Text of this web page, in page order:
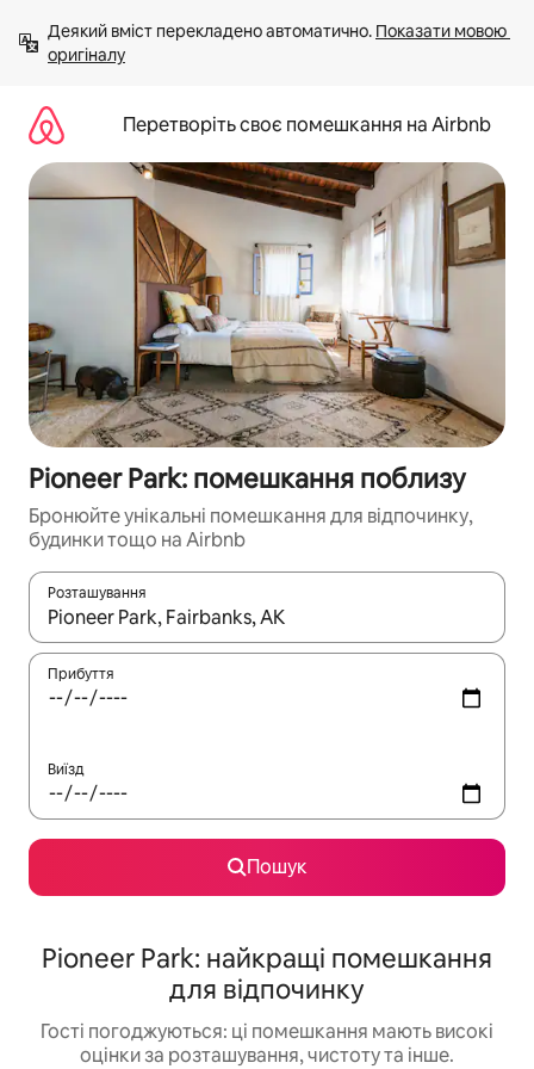
вмісту
Деякий вміст перекладено автоматично. Показати мовою
оригіналу
Перетворіть своє помешкання на Airbnb
Pioneer Park: помешкання поблизу
Бронюйте унікальні помешкання для відпочинку,
будинки тощо на Airbnb
Розташування
Отримавши результати пошуку, використовуйте для
Прибуття
Виїзд
Пошук
Pioneer Park: найкращі помешкання
для відпочинку
Гості погоджуються: ці помешкання мають високі
оцінки за розташування, чистоту та інше.